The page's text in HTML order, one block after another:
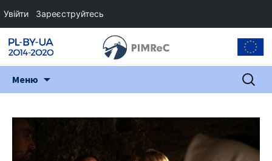
Меню Пошук:
Увійти Зареєструйтесь